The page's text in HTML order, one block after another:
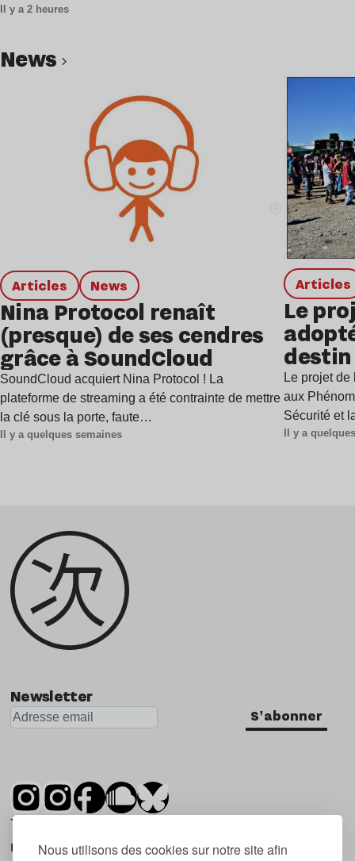
Nous utilisons des cookies sur notre site afin
Il y a 2 heures
news
Articles news
Nina Protocol renaît
(presque) de ses cendres
grâce à SoundCloud
SoundCloud acquiert Nina Protocol ! La
plateforme de streaming a été contrainte de mettre
la clé sous la porte, faute…
Il y a quelques semaines
Articles
Le
est-il
Le projet
aux
Sécurité et
Il y a
Newsletter
S'abonner
Tsugi est un mensuel indépendant sur la
musique et les nouvelles tendances, dont la